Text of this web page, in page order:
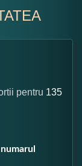
pentru 135